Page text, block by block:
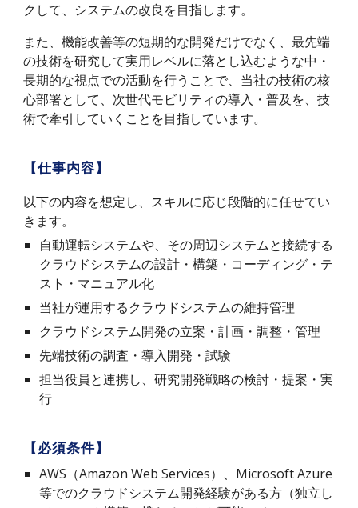
クして、システムの改良を目指します。
また、機能改善等の短期的な開発だけでなく、最先端
の技術を研究して実用レベルに落とし込むような中・
長期的な視点での活動を行うことで、当社の技術の核
心部署として、次世代モビリティの導入・普及を、技
術で牽引していくことを目指しています。
【仕事内容】
以下の内容を想定し、スキルに応じ段階的に任せてい
きます。
自動運転システムや、その周辺システムと接続する
クラウドシステムの設計・構築・コーディング・テ
スト・マニュアル化
当社が運用するクラウドシステムの維持管理
クラウドシステム開発の立案・計画・調整・管理
先端技術の調査・導入開発・試験
担当役員と連携し、研究開発戦略の検討・提案・実
行
【必須条件】
AWS（Amazon Web Services）、Microsoft Azure
等でのクラウドシステム開発経験がある方（独立し